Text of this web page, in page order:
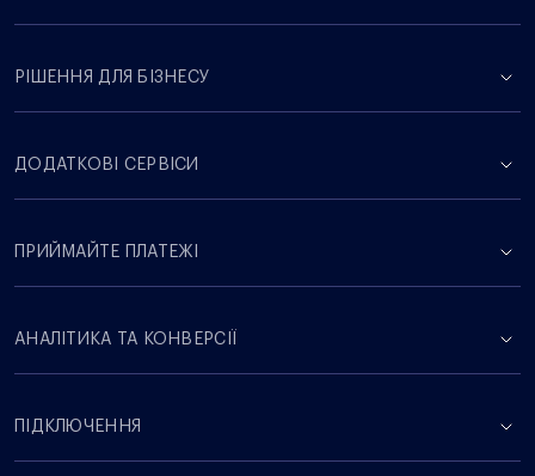
РІШЕННЯ ДЛЯ БІЗНЕСУ
ДОДАТКОВІ СЕРВІСИ
ПРИЙМАЙТЕ ПЛАТЕЖІ
АНАЛІТИКА ТА КОНВЕРСІЇ
ПІДКЛЮЧЕННЯ